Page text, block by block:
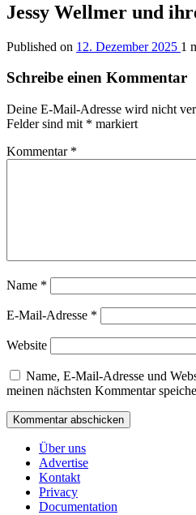
Jessy Wellmer und
Published on 12. Dezember 2025 1
Schreibe einen Kommentar
Deine E-Mail-Adresse wird nicht
Felder sind mit * markiert
Kommentar *
Name *
E-Mail-Adresse *
Website
Name, E-Mail-Adresse und
meinen nächsten Kommentar
Über uns
Advertise
Kontakt
Privacy
Documentation